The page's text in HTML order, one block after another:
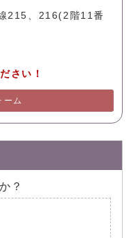
215、216(2階11番
さい！
ーム
？